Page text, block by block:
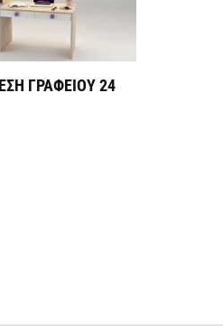
ΓΡΑΦΕΙΟΥ 24